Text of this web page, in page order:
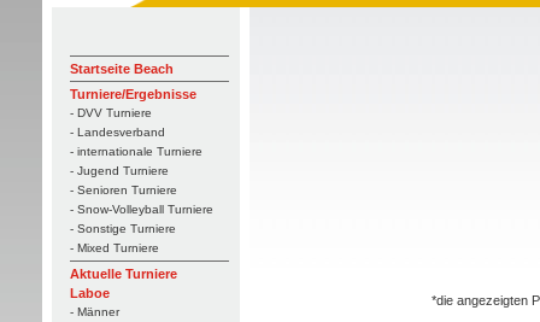
Startseite Beach
Turniere/Ergebnisse
- DVV Turniere
- Landesverband
- internationale Turniere
- Jugend Turniere
- Senioren Turniere
- Snow-Volleyball Turniere
- Sonstige Turniere
- Mixed Turniere
Aktuelle Turniere
Laboe
- Männer
*die angezeigten